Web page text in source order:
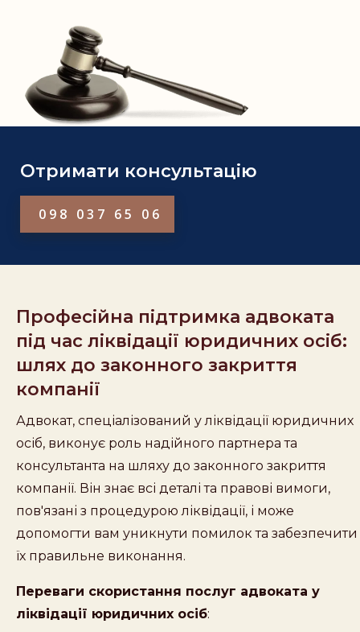
Отримати консультацію
098 037 65 06
Професійна підтримка адвоката
під час ліквідації юридичних осіб:
шлях до законного закриття
компанії
Адвокат, спеціалізований у ліквідації юридичних
осіб, виконує роль надійного партнера та
консультанта на шляху до законного закриття
компанії. Він знає всі деталі та правові вимоги,
пов'язані з процедурою ліквідації, і може
допомогти вам уникнути помилок та забезпечити
їх правильне виконання.
Переваги скористання послуг адвоката у
ліквідації юридичних осіб: